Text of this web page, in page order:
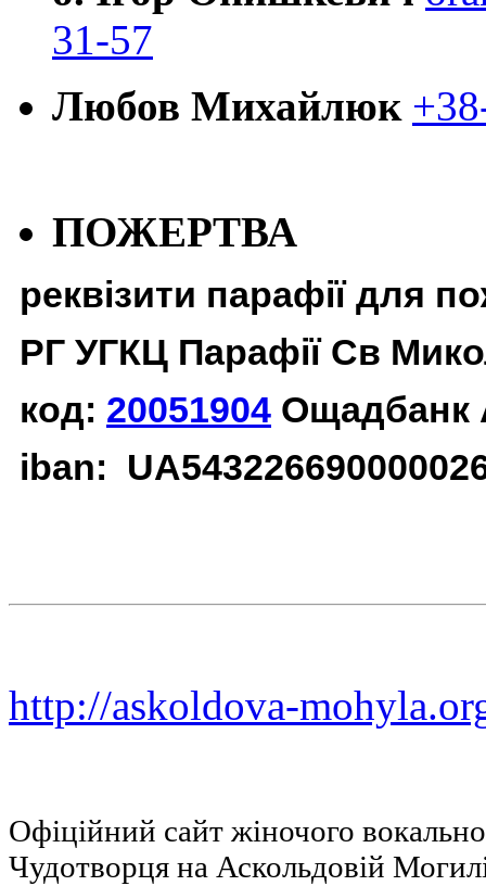
31-57
Любов Михайлюк
ПОЖЕРТВА
реквізити парафії для
РГ УГКЦ Парафії Св
код: 20051904 Ощадбанк
iban:
http://askoldova-
Офіційний сайт жіночого
Чудотворця на Аскольдовій